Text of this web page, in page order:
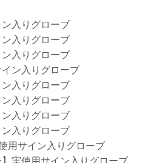
入りグローブ
入りグローブ
入りグローブ
ン入りグローブ
入りグローブ
入りグローブ
入りグローブ
入りグローブ
用サイン入りグローブ
実使用サイン入りグローブ